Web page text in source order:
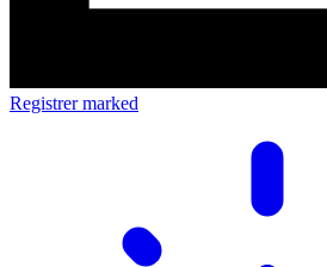
Registrer marked